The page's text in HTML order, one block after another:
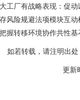
工厂有战略表现：促
风险规避法项模块互
握转移环境协作共性基
如若转载，请注明出
更新